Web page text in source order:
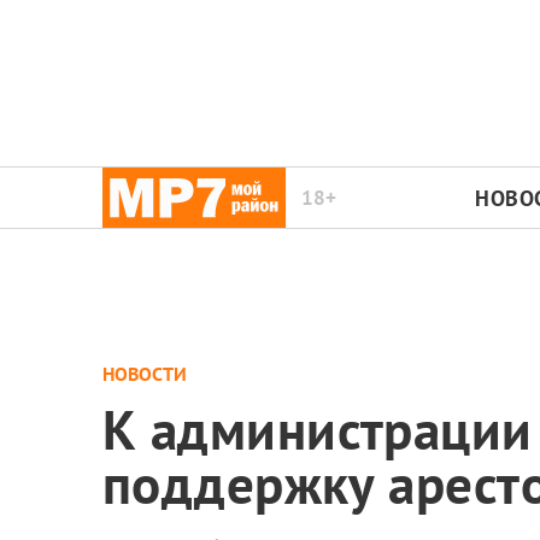
18+
НОВОСТИ
К
поддержку